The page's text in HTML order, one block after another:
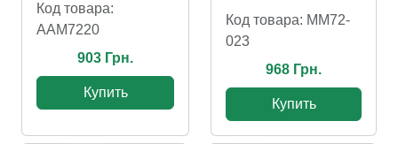
Код товара:
AAM7220
903 Грн.
Купить
Код товара: MM72-
023
968 Грн.
Купить